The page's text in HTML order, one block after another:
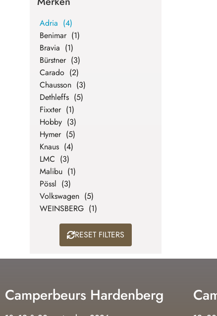
Adria (4)
Benimar (1)
Bravia (1)
Bürstner (3)
Carado (2)
Chausson (3)
Dethleffs (5)
Fixxter (1)
Hobby (3)
Hymer (5)
Knaus (4)
LMC (3)
Malibu (1)
Pössl (3)
Volkswagen (5)
WEINSBERG (1)
RESET FILTERS
Camperbeurs Hardenberg